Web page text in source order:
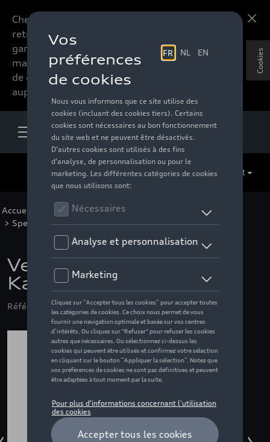
Chers accessoires-lovers,
retrouvez dorénavant toute la
gamme d’accessoires de votre
marque préférée sous forme
de catalogue à commander
auprès de votre distributeur.
FR
Accueil Pour vous >Audi Sport Collection
> Special Editions >Kaipola '86 > Détail
Veste polaire Audi
Kaipola '86, beige - S
Référence: ZZQ3132501802
Cookies